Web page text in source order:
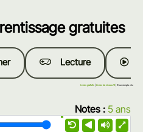
gratuites
Lecture
Livres gratuits Livres de niveau 10| D'un simple clic
Notes : 5 ans
1.0X